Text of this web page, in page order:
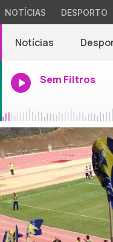
NOTÍCIAS DESPORTO
Notícias
Sem Filtros